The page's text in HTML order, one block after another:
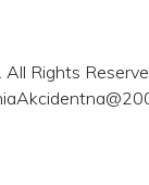
Rights